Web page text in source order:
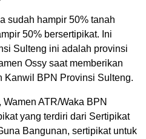
sudah hampir 50% tanah
50% bersertipikat. Ini
Sulteng ini adalah provinsi
Ossy saat memberikan
Kanwil BPN Provinsi Sulteng.
ATR/Waka BPN
yang terdiri dari Sertipikat
Bangunan, sertipikat untuk